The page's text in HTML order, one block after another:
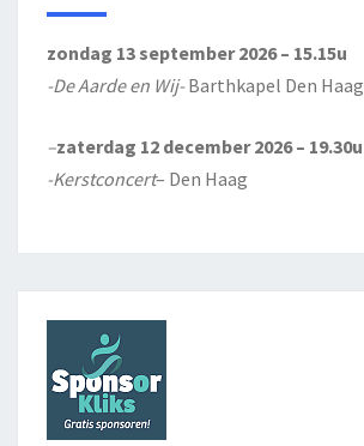
zondag 13 september 2026 – 15.15u
-De Aarde en Wij-Barthkapel Den Haag
–zaterdag 12 december 2026 – 19.30u
-Kerstconcert– Den Haag